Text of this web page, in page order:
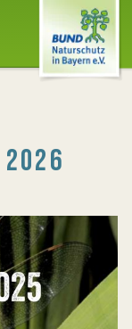
2026